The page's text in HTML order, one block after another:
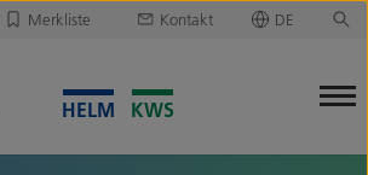
Merkliste Kontakt DE